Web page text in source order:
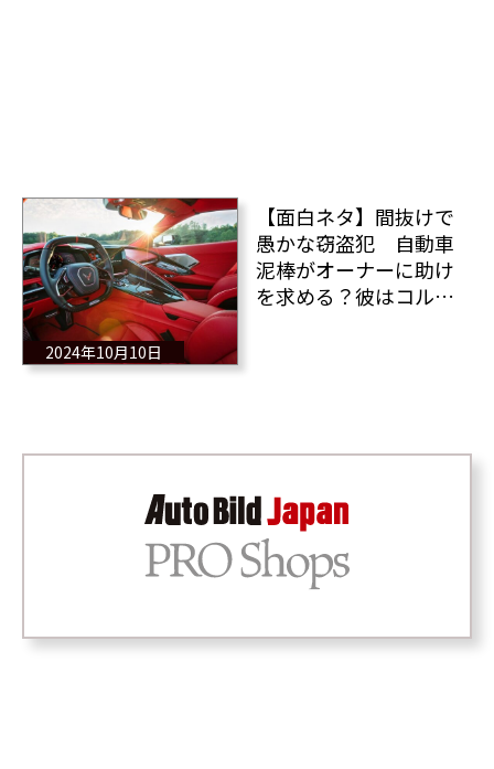
2024年10月10日
【面白ネタ】間抜けで
愚かな窃盗犯 自動車
泥棒がオーナーに助け
を求める？彼はコルベ